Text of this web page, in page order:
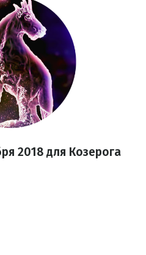
2018 для Козерога